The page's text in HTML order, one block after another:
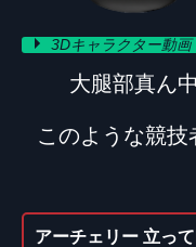
3Dキャラクター動画
大腿部真ん
このような競技
アーチェリー 立っ